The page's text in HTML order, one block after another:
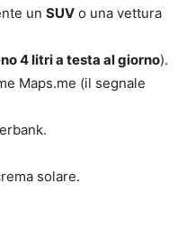
un SUV o una vettura
4 litri a testa al giorno).
Maps.me (il segnale
solare.